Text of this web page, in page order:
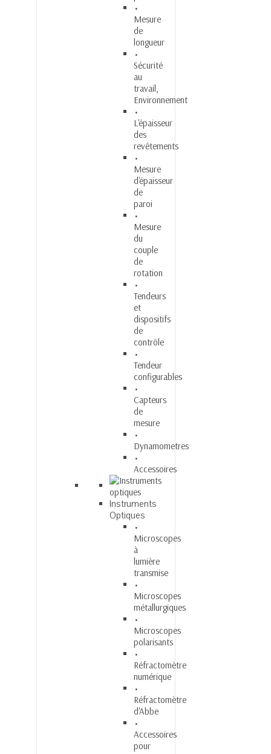
Mesure
de
longueur
Sécurité
au
travail,
Environnement
L'épaisseur
des
revêtements
Mesure
d'épaisseur
de
paroi
Mesure
du
couple
de
rotation
Tendeurs
et
dispositifs
de
contrôle
Tendeur
configurables
Capteurs
de
mesure
Dynamometres
Accessoires
Instruments
Optiques
Microscopes
à
lumière
transmise
Microscopes
métallurgiques
Microscopes
polarisants
Réfractomètre
numérique
Réfractomètre
d'Abbe
Accessoires
pour